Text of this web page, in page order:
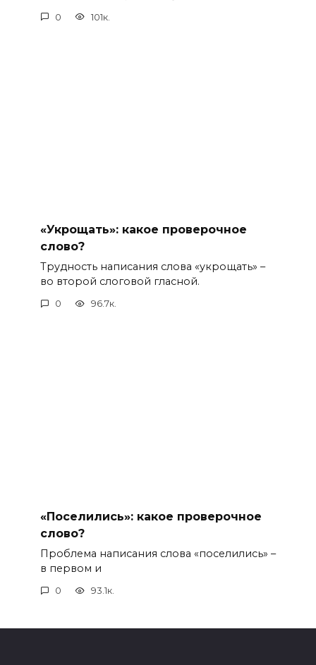
0 101к.
«Укрощать»: какое проверочное
слово?
Трудность написания слова «укрощать» –
во второй слоговой гласной.
0 96.7к.
«Поселились»: какое проверочное
слово?
Проблема написания слова «поселились» –
в первом и
0 93.1к.